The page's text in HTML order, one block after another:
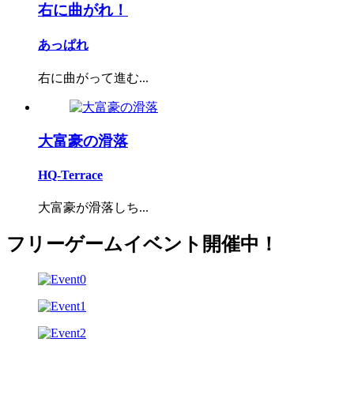
右に曲がれ！
あっぱれ
右に曲がって進む...
大富豪の滑落
HQ-Terrace
大富豪が滑落しち...
フリーゲームイベント開催中！